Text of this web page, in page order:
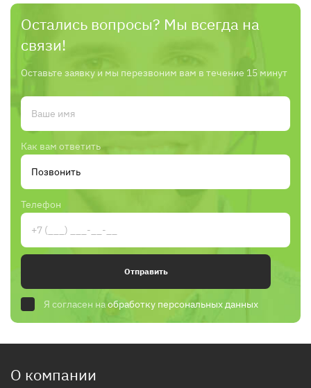
Остались вопросы? Мы всегда на
связи!
Оставьте заявку и мы перезвоним вам в течение 15 минут
Как вам ответить
Телефон
Отправить
Я согласен наобработку персональных данных
О компании